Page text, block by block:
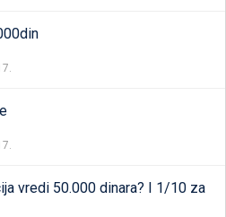
vredi 50.000 dinara? I 1/10 za